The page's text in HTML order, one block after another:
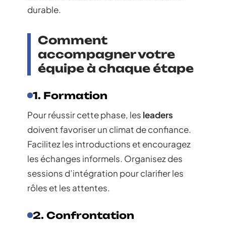
durable.
Comment
accompagner votre
équipe à chaque étape
1. Formation
Pour réussir cette phase, les leaders
doivent favoriser un climat de confiance.
Facilitez les introductions et encouragez
les échanges informels. Organisez des
sessions d’intégration pour clarifier les
rôles et les attentes.
2. Confrontation